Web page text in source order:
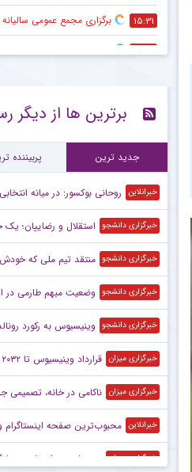
۱۵:۳۱ برگزاری مجمع عمومی سالیانه
۱۵:۲۸
۱۵:۲۴ استقلال و روزهای دشوار با
۱۲:۲۷ پیام مهم پیشکسوت پرسپولیس
برترین ها از دیگر
جدید ترین پربیننده
خبرانلاین روحانی بوکسور: در میانه انتخابی
خبرگزاری دانشجو استقلال و رضاییان؛ یک
خبرگزاری دانشجو منتقد تیم ملی که
خبرگزاری دانشجو وضعیت مبهم طارمی در
خبرگزاری دانشجو وینیسیوس به رکورد
خبرگزاری میزان قرارداد وینیسیوس تا ۲۰۳۲ با رئال‌ تمدید شد
خبرگزاری میزان ناکامی در خانه، تصمیمی جنجالی؛ علی‌اف:
خبرانلاین محبوب‌ترین صفحه اینستاگرام
خبرگزاری میزان رستمیان: هدفم تثبیت جایگاهم در جمع